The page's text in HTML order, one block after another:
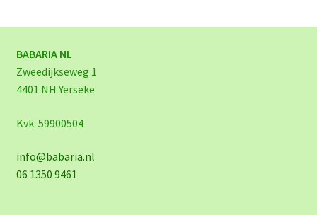
BABARIA NL
Zweedijkseweg 1
4401 NH Yerseke
Kvk: 59900504
info@babaria.nl
06 1350 9461